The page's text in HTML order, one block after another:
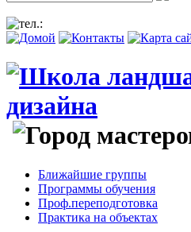
Ближайшие группы
Программы обучения
Проф.переподготовка
Практика на объектах